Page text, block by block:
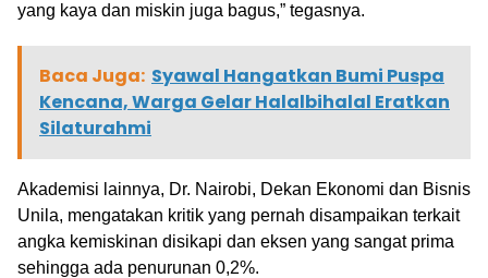
yang kaya dan miskin juga bagus,” tegasnya.
Baca Juga: Syawal Hangatkan Bumi Puspa
Kencana, Warga Gelar Halalbihalal Eratkan
Silaturahmi
Akademisi lainnya, Dr. Nairobi, Dekan Ekonomi dan Bisnis
Unila, mengatakan kritik yang pernah disampaikan terkait
angka kemiskinan disikapi dan eksen yang sangat prima
sehingga ada penurunan 0,2%.